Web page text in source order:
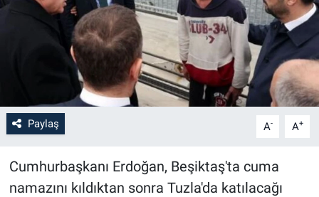
Paylaş A- A+
Cumhurbaşkanı Erdoğan, Beşiktaş'ta cuma
namazını kıldıktan sonra Tuzla'da katılacağı